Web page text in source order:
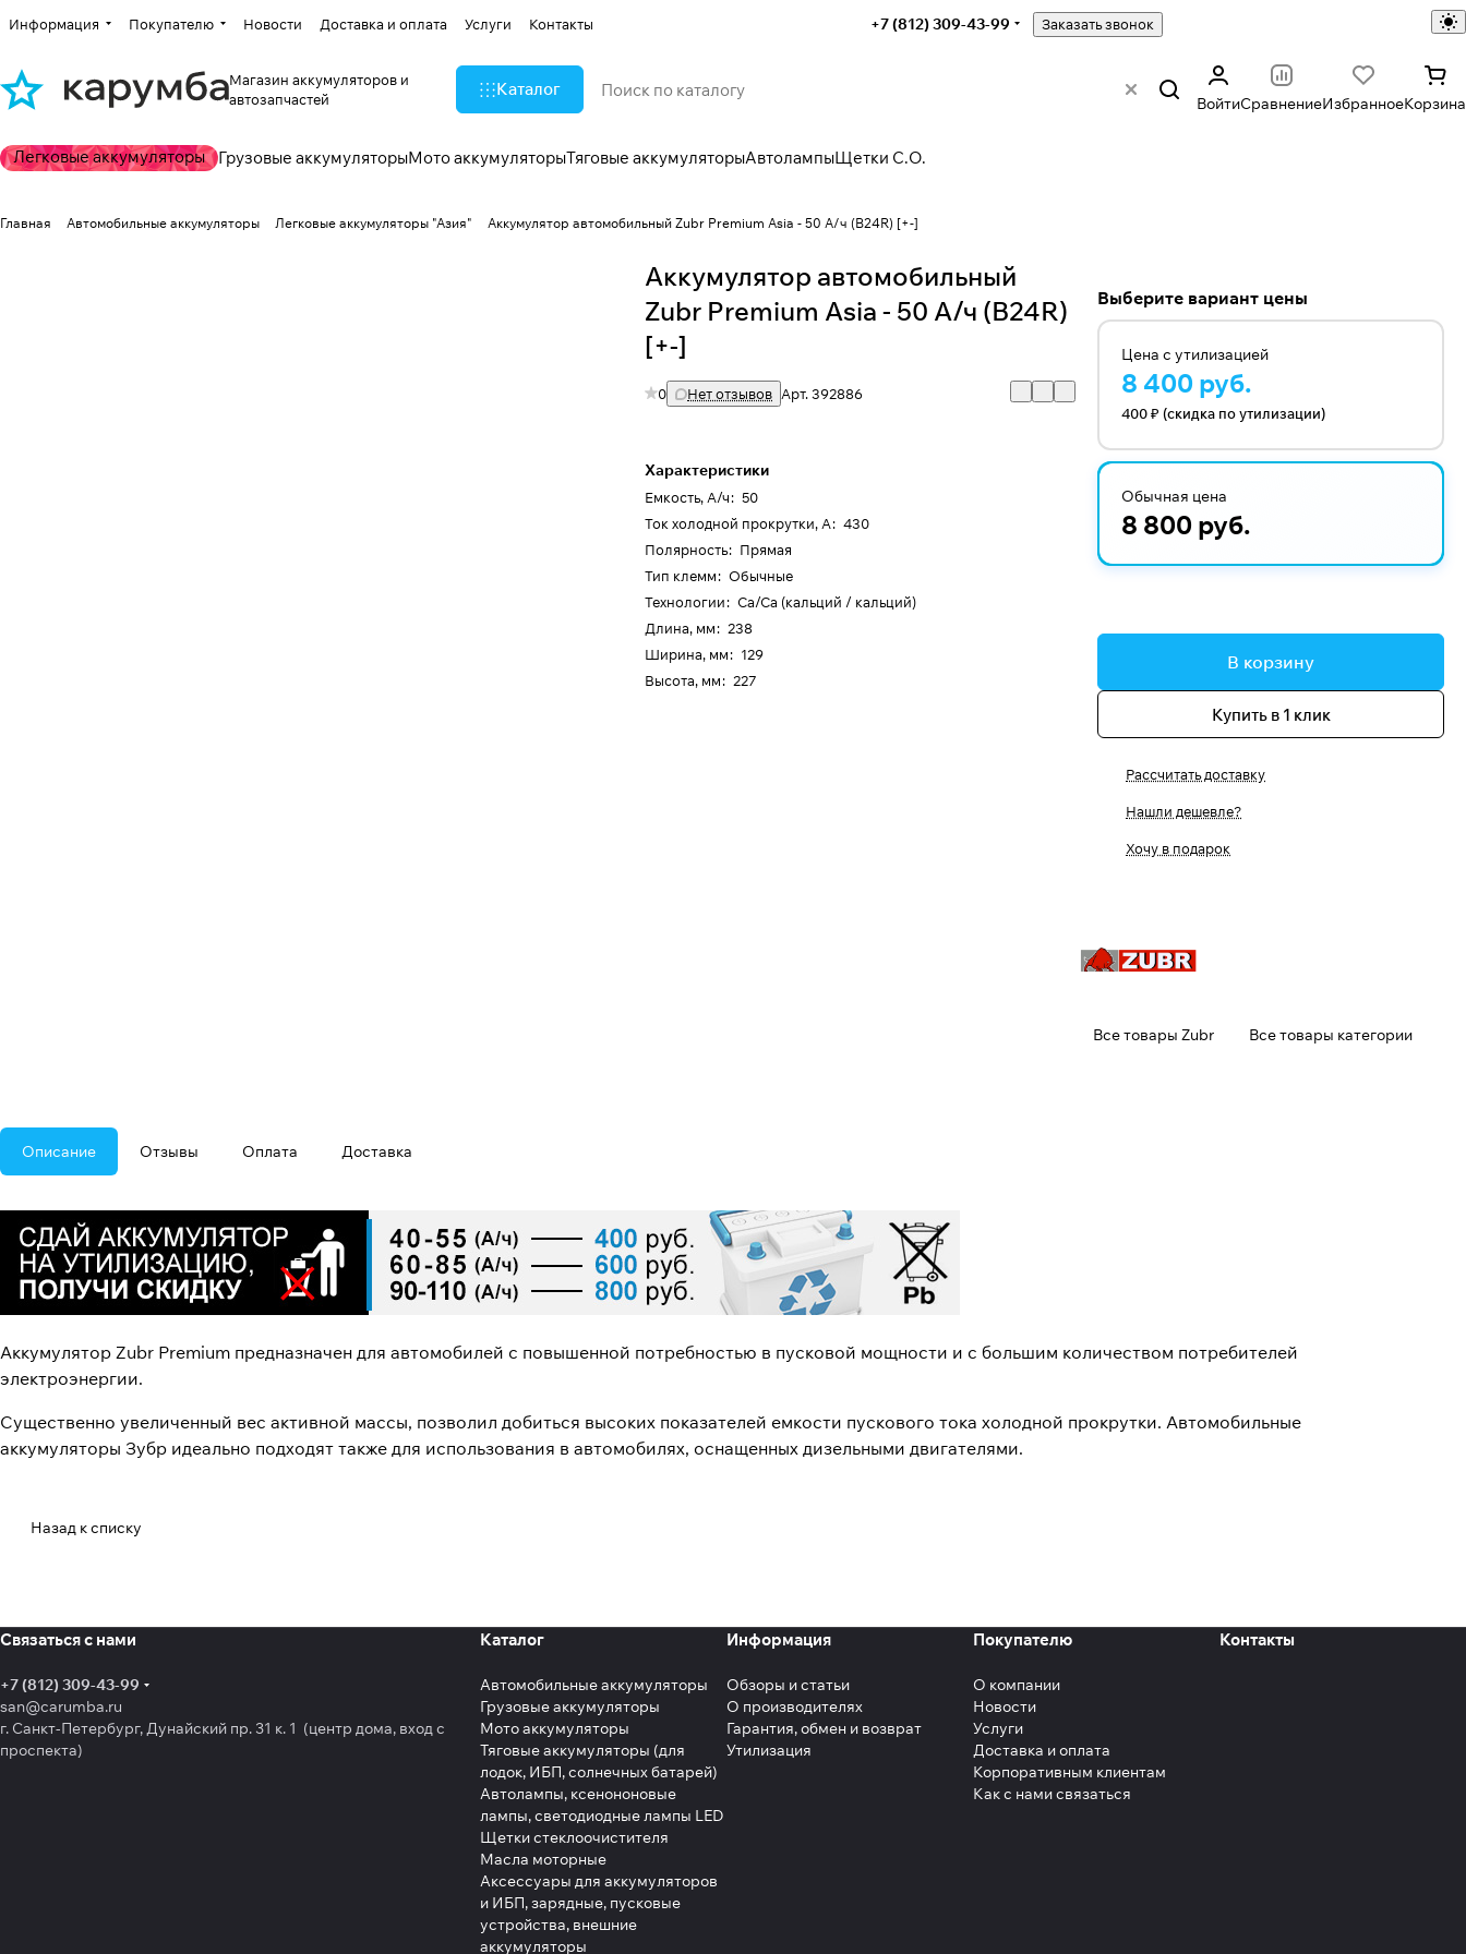
Информация Покупателю Новости Доставка и оплата Услуги Контакты +7 (812) 309-43-99 Заказать звонок
Магазин аккумуляторов и
автозапчастей
Каталог
ВойтиСравнениеИзбранноеКорзина
Легковые аккумуляторы Грузовые аккумуляторыМото аккумуляторыТяговые аккумуляторыАвтолампыЩетки С.О.
Главная Автомобильные аккумуляторы Легковые аккумуляторы "Азия" Аккумулятор автомобильный Zubr Premium Asia - 50 А/ч (B24R) [+-]
Аккумулятор автомобильный
Zubr Premium Asia - 50 А/ч (B24R)
[+-]
0 Нет отзывов Арт.392886
Характеристики
Емкость, А/ч: 50
Ток холодной прокрутки, А: 430
Полярность: Прямая
Тип клемм: Обычные
Технологии: Ca/Ca (кальций / кальций)
Длина, мм: 238
Ширина, мм: 129
Высота, мм: 227
Выберите вариант цены
Цена с утилизацией
8 400 руб.
400 ₽ (скидка по утилизации)
Обычная цена
8 800 руб.
В корзину
Купить в 1 клик
Рассчитать доставку
Нашли дешевле?
Хочу в подарок
Все товары Zubr Все товары категории
Описание Отзывы Оплата Доставка
Аккумулятор Zubr Premium предназначен для автомобилей с повышенной потребностью в пусковой мощности и с большим количеством потребителей
электроэнергии.
Существенно увеличенный вес активной массы, позволил добиться высоких показателей емкости пускового тока холодной прокрутки. Автомобильные
аккумуляторы Зубр идеально подходят также для использования в автомобилях, оснащенных дизельными двигателями.
Назад к списку
Связаться с нами
+7 (812) 309-43-99
san@carumba.ru
г. Санкт-Петербург, Дунайский пр. 31 к. 1 (центр дома, вход с
проспекта)
Каталог
Автомобильные аккумуляторы
Грузовые аккумуляторы
Мото аккумуляторы
Тяговые аккумуляторы (для
лодок, ИБП, солнечных батарей)
Автолампы, ксенононовые
лампы, светодиодные лампы LED
Щетки стеклоочистителя
Масла моторные
Аксессуары для аккумуляторов
и ИБП, зарядные, пусковые
устройства, внешние
аккумуляторы
Информация
Обзоры и статьи
О производителях
Гарантия, обмен и возврат
Утилизация
Покупателю
О компании
Новости
Услуги
Доставка и оплата
Корпоративным клиентам
Как с нами связаться
Контакты